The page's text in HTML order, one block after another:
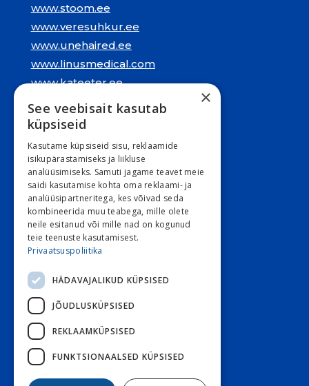
www.stoom.ee
www.veresuhkur.ee
www.unehaired.ee
www.linusmedical.com
www.kateeter.ee
Juriidiline aadress:
Narva mnt. 5, 10117 Tallinn
REG: 11548994
KMKR: EE101263526
Kontori e-post
E 9:00 – 16:30 R 9:00 – 15:30
L ja P suletud
Klienditeenindus
Stoom800 3030
Diabeet800 7070
Diabeet e-post
Stoom e-post
×
See veebisait kasutab
küpsiseid
Kasutame küpsiseid sisu, reklaamide
isikupärastamiseks ja liikluse
analüüsimiseks. Samuti jagame teavet meie
saidi kasutamise kohta oma reklaami- ja
analüüsipartneritega, kes võivad seda
kombineerida muu teabega, mille olete
neile esitanud või mille nad on kogunud
teie teenuste kasutamisest.
Privaatsuspoliitika
HÄDAVAJALIKUD KÜPSISED
JÕUDLUSKÜPSISED
REKLAAMKÜPSISED
FUNKTSIONAALSED KÜPSISED